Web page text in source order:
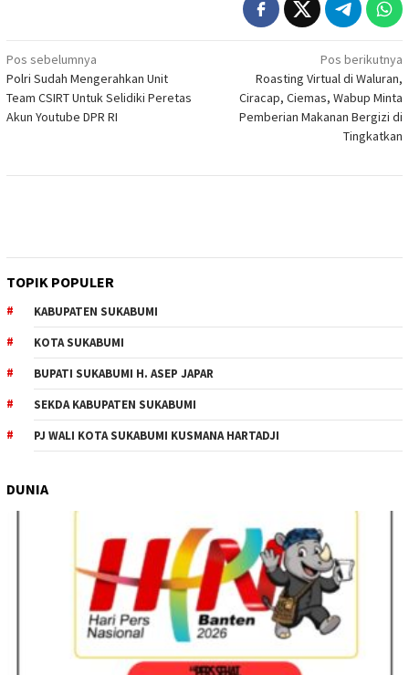
Navigasi
pos
Pos sebelumnya
Polri Sudah Mengerahkan Unit
Team CSIRT Untuk Selidiki Peretas
Akun Youtube DPR RI
Pos berikutnya
Roasting Virtual di Waluran,
Ciracap, Ciemas, Wabup Minta
Pemberian Makanan Bergizi di
Tingkatkan
TOPIK POPULER
KABUPATEN SUKABUMI
KOTA SUKABUMI
BUPATI SUKABUMI H. ASEP JAPAR
SEKDA KABUPATEN SUKABUMI
PJ WALI KOTA SUKABUMI KUSMANA HARTADJI
DUNIA